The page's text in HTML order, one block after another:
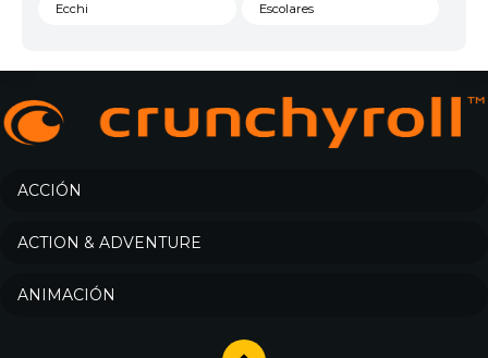
Ecchi Escolares
Historico Infantil
Misterio
ACCIÓN
ACTION & ADVENTURE
ANIMACIÓN